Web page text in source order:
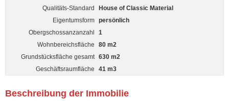
Qualitäts-Standard
House of Classic Material
Eigentumsform persönlich
Obergschossanzanzahl
1
Wohnbereichsfläche
80 m2
Grundstücksfläche gesamt 630 m2
Geschäftsraumfläche
41 m3
Beschreibung der Immobilie